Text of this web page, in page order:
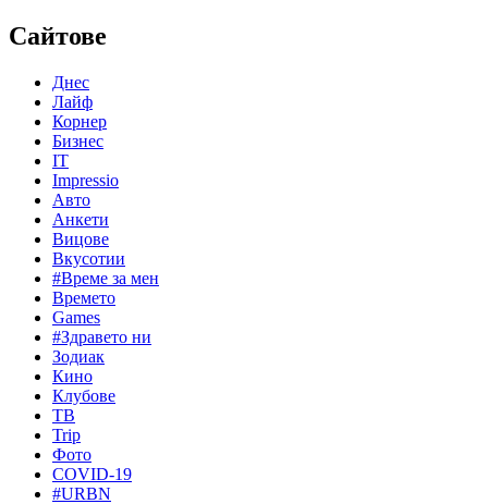
Сайтове
Днес
Лайф
Корнер
Бизнес
IT
Impressio
Авто
Анкети
Вицове
Вкусотии
#Време за мен
Времето
Games
#Здравето ни
Зодиак
Кино
Клубове
ТВ
Trip
Фото
COVID-19
#URBN